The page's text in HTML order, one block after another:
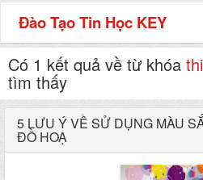
Đào Tạo Tin Học KEY
Có 1 kết quả về từ khóa
tìm thấy
5 LƯU Ý VỀ SỬ DỤNG MÀU
ĐỒ HOẠ